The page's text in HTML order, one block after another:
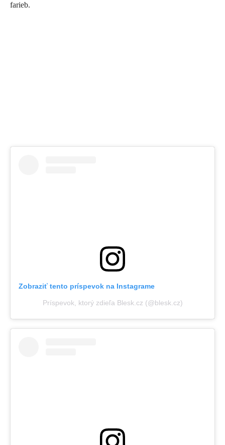
farieb.
Zobraziť tento príspevok na Instagrame
Príspevok, ktorý zdieľa Blesk.cz (@blesk.cz)